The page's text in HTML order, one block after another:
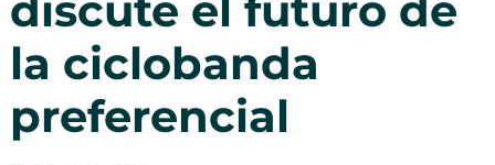
la ciclobanda
preferencial